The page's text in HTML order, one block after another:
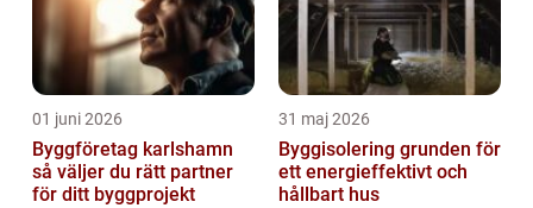
01 juni 2026
Byggföretag karlshamn
så väljer du rätt partner
för ditt byggprojekt
31 maj 2026
Byggisolering grunden för
ett energieffektivt och
hållbart hus